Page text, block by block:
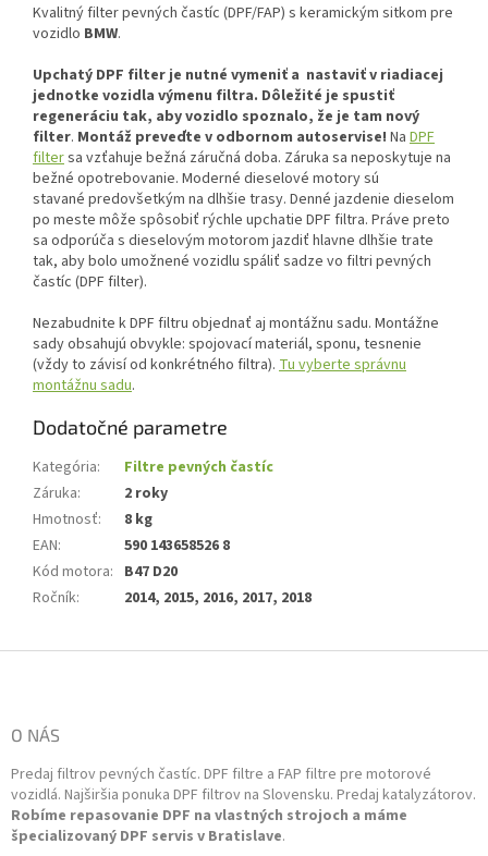
Kvalitný filter pevných častíc (DPF/FAP) s keramickým sitkom pre
vozidlo BMW.
Upchatý DPF filter je nutné vymeniť a nastaviť v riadiacej
jednotke vozidla výmenu filtra. Dôležité je spustiť
regeneráciu tak, aby vozidlo spoznalo, že je tam nový
filter. Montáž preveďte v odbornom autoservise! Na DPF
filtersa vzťahuje bežná záručná doba. Záruka sa neposkytuje na
bežné opotrebovanie. Moderné dieselové motory sú
stavané predovšetkým na dlhšie trasy. Denné jazdenie dieselom
po meste môže spôsobiť rýchle upchatie DPF filtra. Práve preto
sa odporúča s dieselovým motorom jazdiť hlavne dlhšie trate
tak, aby bolo umožnené vozidlu spáliť sadze vo filtri pevných
častíc (DPF filter).
Nezabudnite k DPF filtru objednať aj montážnu sadu. Montážne
sady obsahujú obvykle: spojovací materiál, sponu, tesnenie
(vždy to závisí od konkrétného filtra). Tu vyberte správnu
montážnu sadu.
Dodatočné parametre
Kategória:
Filtre pevných častíc
Záruka:
2 roky
Hmotnosť:
8 kg
EAN:
590 143658526 8
Kód motora: B47 D20
Ročník: 2014, 2015, 2016, 2017, 2018
O NÁS
Predaj filtrov pevných častíc. DPF filtre a FAP filtre pre motorové
vozidlá. Najširšia ponuka DPF filtrov na Slovensku. Predaj katalyzátorov.
Robíme repasovanie DPF na vlastných strojoch a máme
špecializovaný DPF servis v Bratislave.